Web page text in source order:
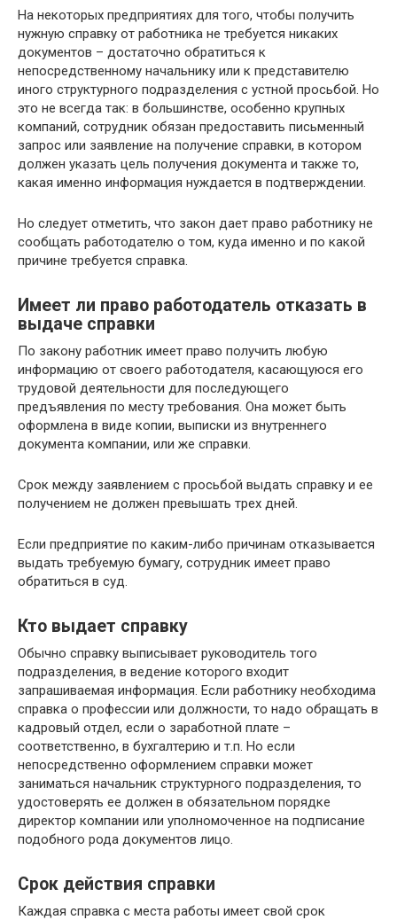
На некоторых предприятиях для того, чтобы получить
нужную справку от работника не требуется никаких
документов – достаточно обратиться к
непосредственному начальнику или к представителю
иного структурного подразделения с устной просьбой. Но
это не всегда так: в большинстве, особенно крупных
компаний, сотрудник обязан предоставить письменный
запрос или заявление на получение справки, в котором
должен указать цель получения документа и также то,
какая именно информация нуждается в подтверждении.
Но следует отметить, что закон дает право работнику не
сообщать работодателю о том, куда именно и по какой
причине требуется справка.
Имеет ли право работодатель отказать в
выдаче справки
По закону работник имеет право получить любую
информацию от своего работодателя, касающуюся его
трудовой деятельности для последующего
предъявления по месту требования. Она может быть
оформлена в виде копии, выписки из внутреннего
документа компании, или же справки.
Срок между заявлением с просьбой выдать справку и ее
получением не должен превышать трех дней.
Если предприятие по каким-либо причинам отказывается
выдать требуемую бумагу, сотрудник имеет право
обратиться в суд.
Кто выдает справку
Обычно справку выписывает руководитель того
подразделения, в ведение которого входит
запрашиваемая информация. Если работнику необходима
справка о профессии или должности, то надо обращать в
кадровый отдел, если о заработной плате –
соответственно, в бухгалтерию и т.п. Но если
непосредственно оформлением справки может
заниматься начальник структурного подразделения, то
удостоверять ее должен в обязательном порядке
директор компании или уполномоченное на подписание
подобного рода документов лицо.
Срок действия справки
Каждая справка с места работы имеет свой срок